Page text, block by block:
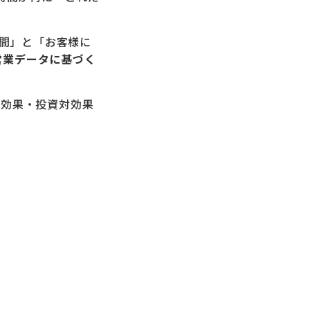
」と「お客様に
データに基づく
果・投資対効果